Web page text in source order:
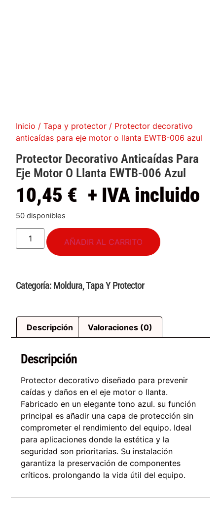
Inicio /Tapa y protector / Protector decorativo
anticaídas para eje motor o llanta EWTB-006 azul
Protector Decorativo Anticaídas Para
Eje Motor O Llanta EWTB-006 Azul
10,45 € + IVA incluido
50 disponibles
AÑADIR AL CARRITO
Categoría: Moldura,Tapa Y Protector
Descripción Valoraciones (0)
Descripción
Protector decorativo diseñado para prevenir
caídas y daños en el eje motor o llanta.
Fabricado en un elegante tono azul. su función
principal es añadir una capa de protección sin
comprometer el rendimiento del equipo. Ideal
para aplicaciones donde la estética y la
seguridad son prioritarias. Su instalación
garantiza la preservación de componentes
críticos. prolongando la vida útil del equipo.